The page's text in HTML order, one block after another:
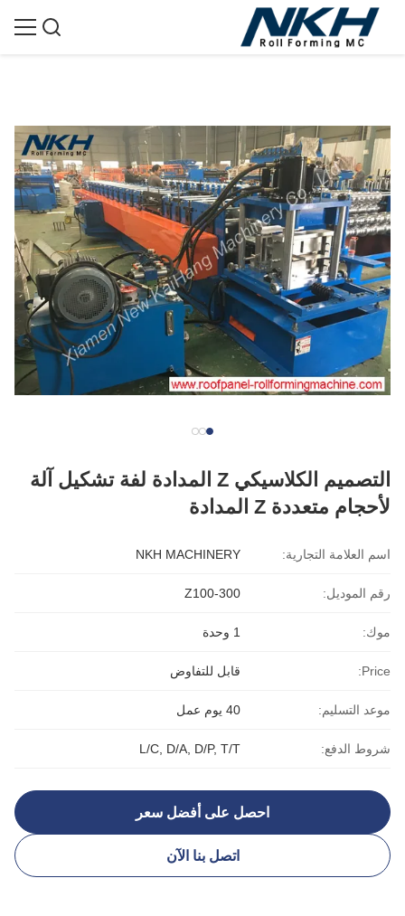
التصميم الكلاسيكي Z المدادة لفة تشكيل آلة
لأحجام متعددة Z المدادة
اسم العلامة التجارية: NKH MACHINERY
رقم الموديل: Z100-300
موك: 1 وحدة
Price: قابل للتفاوض
موعد التسليم: 40 يوم عمل
شروط الدفع: L/C, D/A, D/P, T/T
احصل على أفضل سعر
اتصل بنا الآن